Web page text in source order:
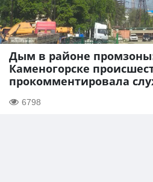
Дым в районе
Каменогорске
прокомментировала
6798